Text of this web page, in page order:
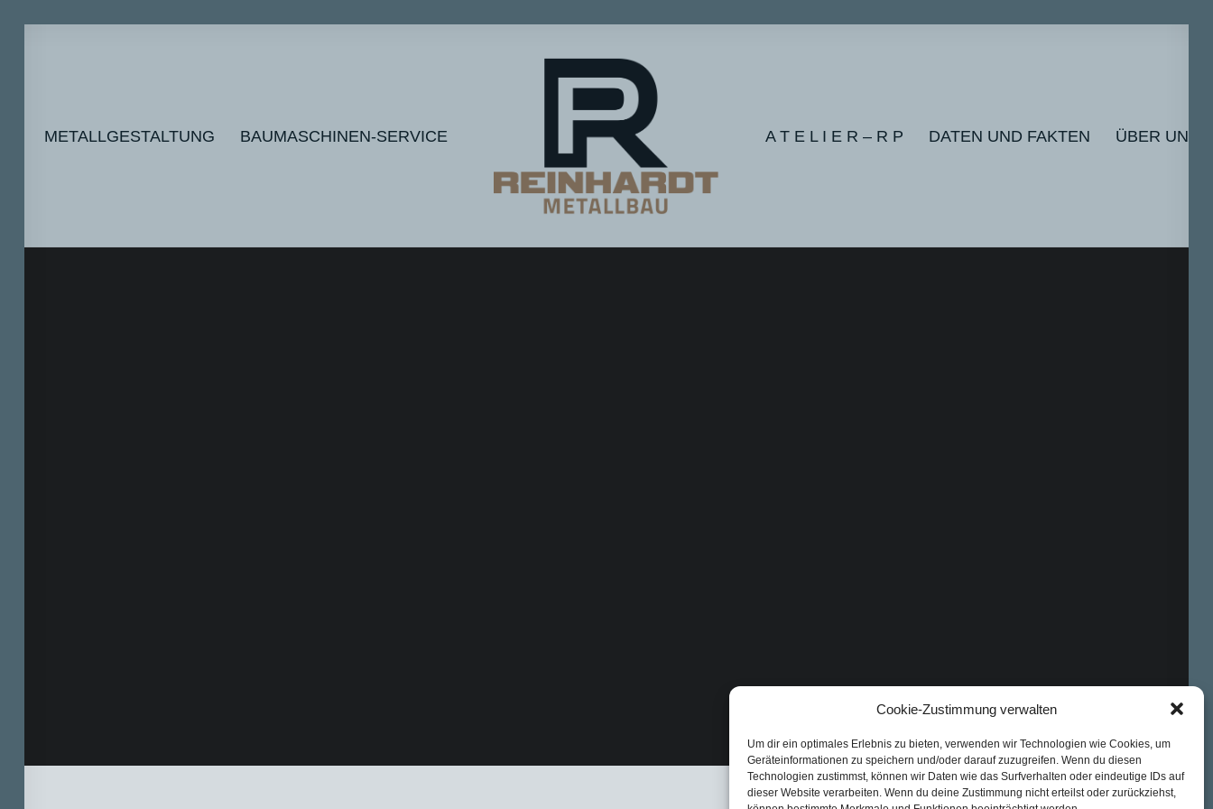
Cookie-Zustimmung verwalten
Um dir ein optimales Erlebnis zu bieten, verwenden wir Technologien wie Cookies, um
Geräteinformationen zu speichern und/oder darauf zuzugreifen. Wenn du diesen
Technologien zustimmst, können wir Daten wie das Surfverhalten oder eindeutige IDs auf
dieser Website verarbeiten. Wenn du deine Zustimmung nicht erteilst oder zurückziehst,
METALLGESTALTUNG BAUMASCHINEN-SERVICE A T E L I E R – R P DATEN UND FAKTEN ÜBER UNS